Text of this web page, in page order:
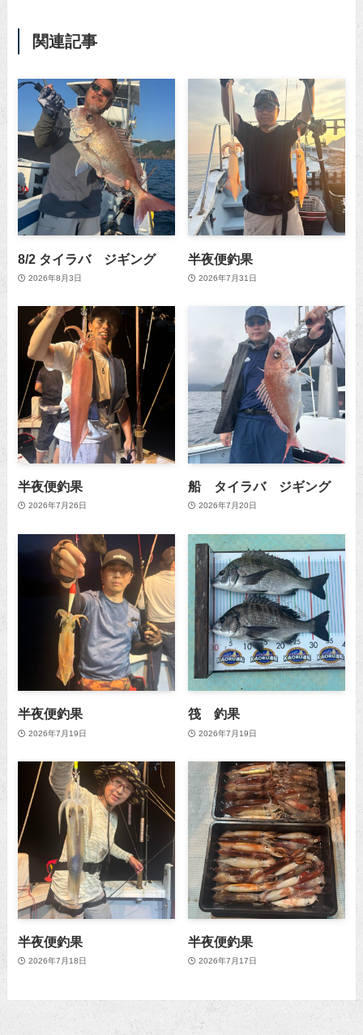
関連記事
8/2 タイラバ ジギング
2026年8月3日
半夜便釣果
2026年7月31日
半夜便釣果
2026年7月26日
船 タイラバ ジギング
2026年7月20日
半夜便釣果
2026年7月19日
筏 釣果
2026年7月19日
半夜便釣果
2026年7月18日
半夜便釣果
2026年7月17日